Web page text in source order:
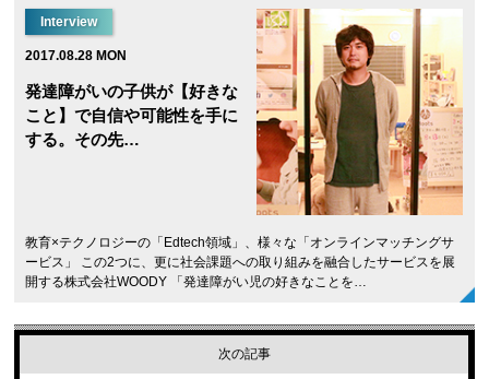
Interview
2017.08.28 MON
発達障がいの子供が【好きな
こと】で自信や可能性を手に
する。その先…
教育×テクノロジーの「Edtech領域」、様々な「オンラインマッチングサ
ービス」 この2つに、更に社会課題への取り組みを融合したサービスを展
開する株式会社WOODY 「発達障がい児の好きなことを…
次の記事